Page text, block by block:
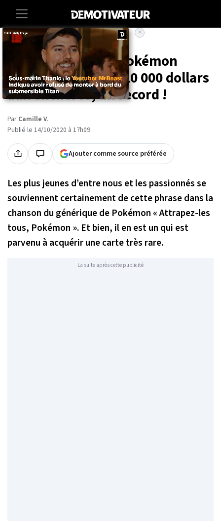
Accueil Societe Culture
Une carte rare de Pokémon
vendue à plus de 220 000 dollars
aux enchères, un record !
Par Camille V.
Publié le 14/10/2020 à 17h09
Ajouter comme source préférée
Les plus jeunes d’entre nous et les passionnés se
souviennent certainement de cette phrase dans la
chanson du générique de Pokémon « Attrapez-les
tous, Pokémon ». Et bien, il en est un qui est
parvenu à acquérir une carte très rare.
La suite après cette publicité
×